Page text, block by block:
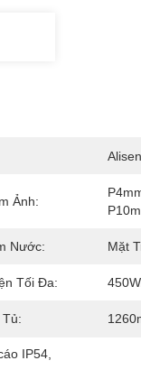
Ảnh:
Nước: Mặt
Tối Đa:
IP54